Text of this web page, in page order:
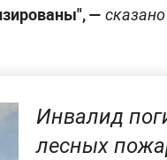
—
Инвалид
лесных